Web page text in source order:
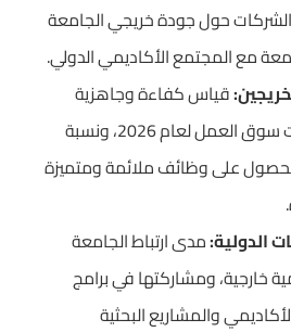
حول جودة خريجي الجامعة
مع المجتمع الأكاديمي الدولي.
قياس كفاءة وجاهزية
الخريجين لمتطلبات سوق العمل لعام 2026، ونسبة
على وظائف ملائمة ومتميزة
الدولية:مدى ارتباط الجامعة
خارجية، ومشاركتها في برامج
والمشاريع البحثية